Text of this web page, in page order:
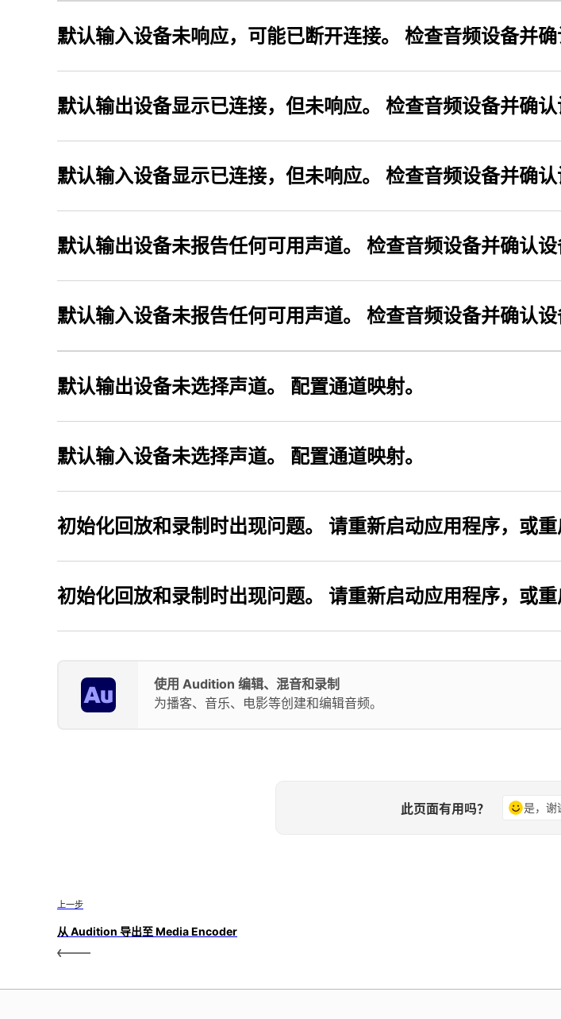
默认输入设备未响应，可能已断开连接。 检查音频设备并
默认输出设备显示已连接，但未响应。 检查音频设备并确
默认输入设备显示已连接，但未响应。 检查音频设备并确
默认输出设备未报告任何可用声道。 检查音频设备并确认
默认输入设备未报告任何可用声道。 检查音频设备并确认
默认输出设备未选择声道。 配置通道映射。
默认输入设备未选择声道。 配置通道映射。
初始化回放和录制时出现问题。 请重新启动应用程序，或重
初始化回放和录制时出现问题。 请重新启动应用程序，或重
使用 Audition 编辑、混音和录制
为播客、音乐、电影等创建和编辑音频。
此页面有用吗？ 是，谢
上一步
从 Audition 导出至 Media Encoder